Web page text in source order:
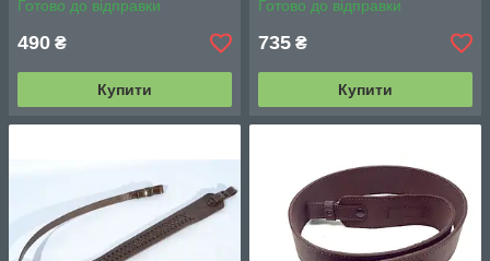
Готово до відправки
490 ₴
Купити
Готово до відправки
735 ₴
Купити